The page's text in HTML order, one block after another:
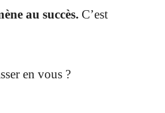
au succès. C’est
en vous ?